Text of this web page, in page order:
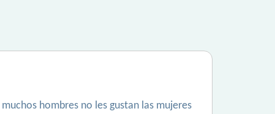
hombres no les gustan las mujeres